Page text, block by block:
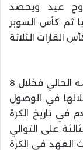
عيد ويحصد
ثم كأس السوبر
القارات الثلاثة
بيراميدز كتب رقما قياسيا منذ تحويل اسمه الحالي فخلال 8
في الوصول
في تاريخ الكرة
الثالثة على التوالي
العهد في الكرة